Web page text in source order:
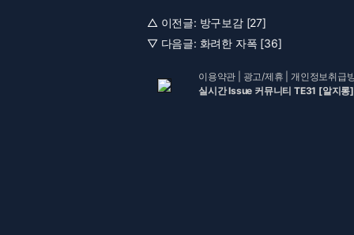
△ 이전글: 방구보감 [27]
▽ 다음글: 화려한 자폭 [36]
이용약관 광고/제휴 |개인정보취급
실시간 Issue 커뮤니티 TE31 [알지